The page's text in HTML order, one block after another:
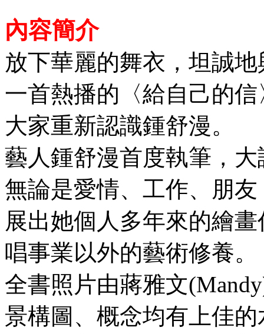
內容簡介
放下華麗的舞衣，坦誠
一首熱播的〈給自己的
大家重新認識鍾舒漫。
藝人鍾舒漫首度執筆，
無論是愛情、工作、朋
展出她個人多年來的繪
唱事業以外的藝術修養。
全書照片由蔣雅文
景構圖、概念均有上佳